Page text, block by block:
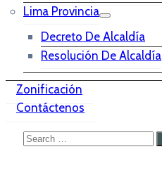
Lima Provincia
Decreto De Alcaldía
Resolución De Alcaldía
Zonificación
Contáctenos